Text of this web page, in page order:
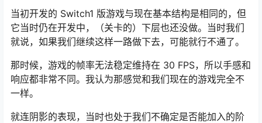
当初开发的 Switch1 版游戏与现在基本结构是相同的，但
它当时仍在开发中，（关卡的）下层也还没做。当时我们
就说，如果我们继续这样一路做下去，可能就行不通了。
那时候，游戏的帧率无法稳定维持在 30 FPS，所以手感和
响应都非常不同。我认为那感觉和我们现在的游戏完全不
一样。
就连阴影的表现，当时也处于我们不确定是否能加入的阶